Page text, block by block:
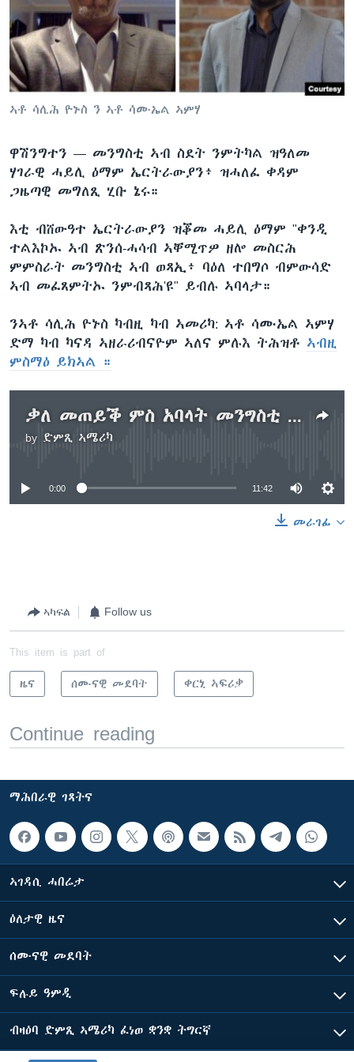
ቂሔ ጽልሚ
ቋንቋታት
ኣቶ ሳሊሕ ዮኑስ ን ኣቶ ሳሙኤል ኣምሃ
ዋሽንግተን — መንግስቲ ኣብ ስደት ንምትካል ዝዓለመ
ሃገራዊ ሓይሊ ዕማም ኤርትራውያን፥ ዝሓለፈ ቀዳም
ጋዜጣዊ መግለጺ ሂቡ ኔሩ።
እቲ ብሸውዓተ ኤርትራውያን ዝቖመ ሓይሊ ዕማም "ቀንዲ
ተልእኮኡ ኣብ ጽንሰ-ሓሳብ ኣቐሚጥዎ ዘሎ መስርሕ
ምምስራት መንግስቲ ኣብ ወጻኢ፥ ባዕለ ተበግሶ ብምውሳድ
ኣብ መፈጸምትኡ ንምብጻሕ'ዩ" ይብሉ ኣባላታ።
ንኣቶ ሳሊሕ ዮኑስ ካብዚ ካብ ኣመሪካ: ኣቶ ሳሙኤል ኣምሃ
ድማ ካብ ካናዳ ኣዘራሪብናዮም ኣለና ምሉእ ትሕዝቶ ኣብዚ
ምስማዕ ይክኣል ።
ቃለ መጠይቕ ምስ አባላት መንግስቲ ኣብ ስደት ንምትካል ዝዓለመ ሃገራዊ ሓይሊ ዕማም ኤርትራውያን
by ድምጺ ኣሜሪካ
No media source currently available
0:00 11:42
መራገፊ
ኣካፍል Follow us
This item is part of
ዜና ሰሙናዊ መደባት ቀርኒ ኣፍሪቃ
Continue reading
ማሕበራዊ ገጻትና
ኣገዳሲ ሓበሬታ
ዕለታዊ ዜና
ሰሙናዊ መደባት
ፍሉይ ዓምዲ
ብዛዕባ ድምጺ ኣሜሪካ ፈነወ ቋንቋ ትግርኛ